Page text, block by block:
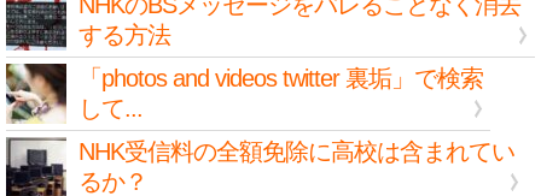
する方法
「photos and videos twitter 裏垢」で検索
して...
NHK受信料の全額免除に高校は含まれてい
るか？